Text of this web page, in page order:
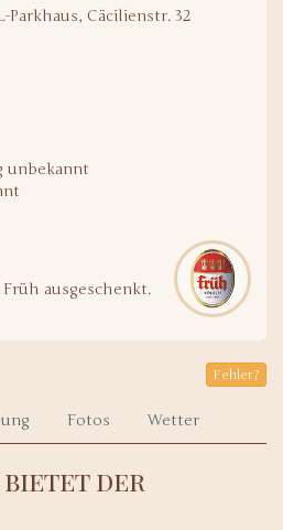
Parkhaus, Cäcilienstr. 32
unbekannt
ausgeschenkt.
Fehler?
Fotos Wetter
bietet der